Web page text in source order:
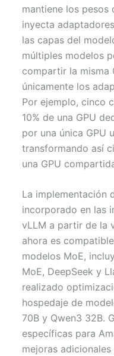
mantiene los pesos
inyecta
las capas del
múltiples modelos
compartir la misma
únicamente los
Por ejemplo, cinco
10% de una GPU
por una única GPU
transformando así
una GPU
La implementación
incorporado en las
vLLM a partir de la
ahora es
modelos MoE,
MoE, DeepSeek y
realizado
hospedaje de
70B y Qwen3 32B.
específicas para
mejoras